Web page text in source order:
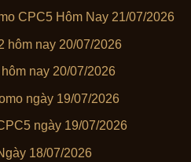
CPC5 Hôm Nay 21/07/2026
hôm nay 20/07/2026
nay 20/07/2026
ngày 19/07/2026
ngày 19/07/2026
18/07/2026